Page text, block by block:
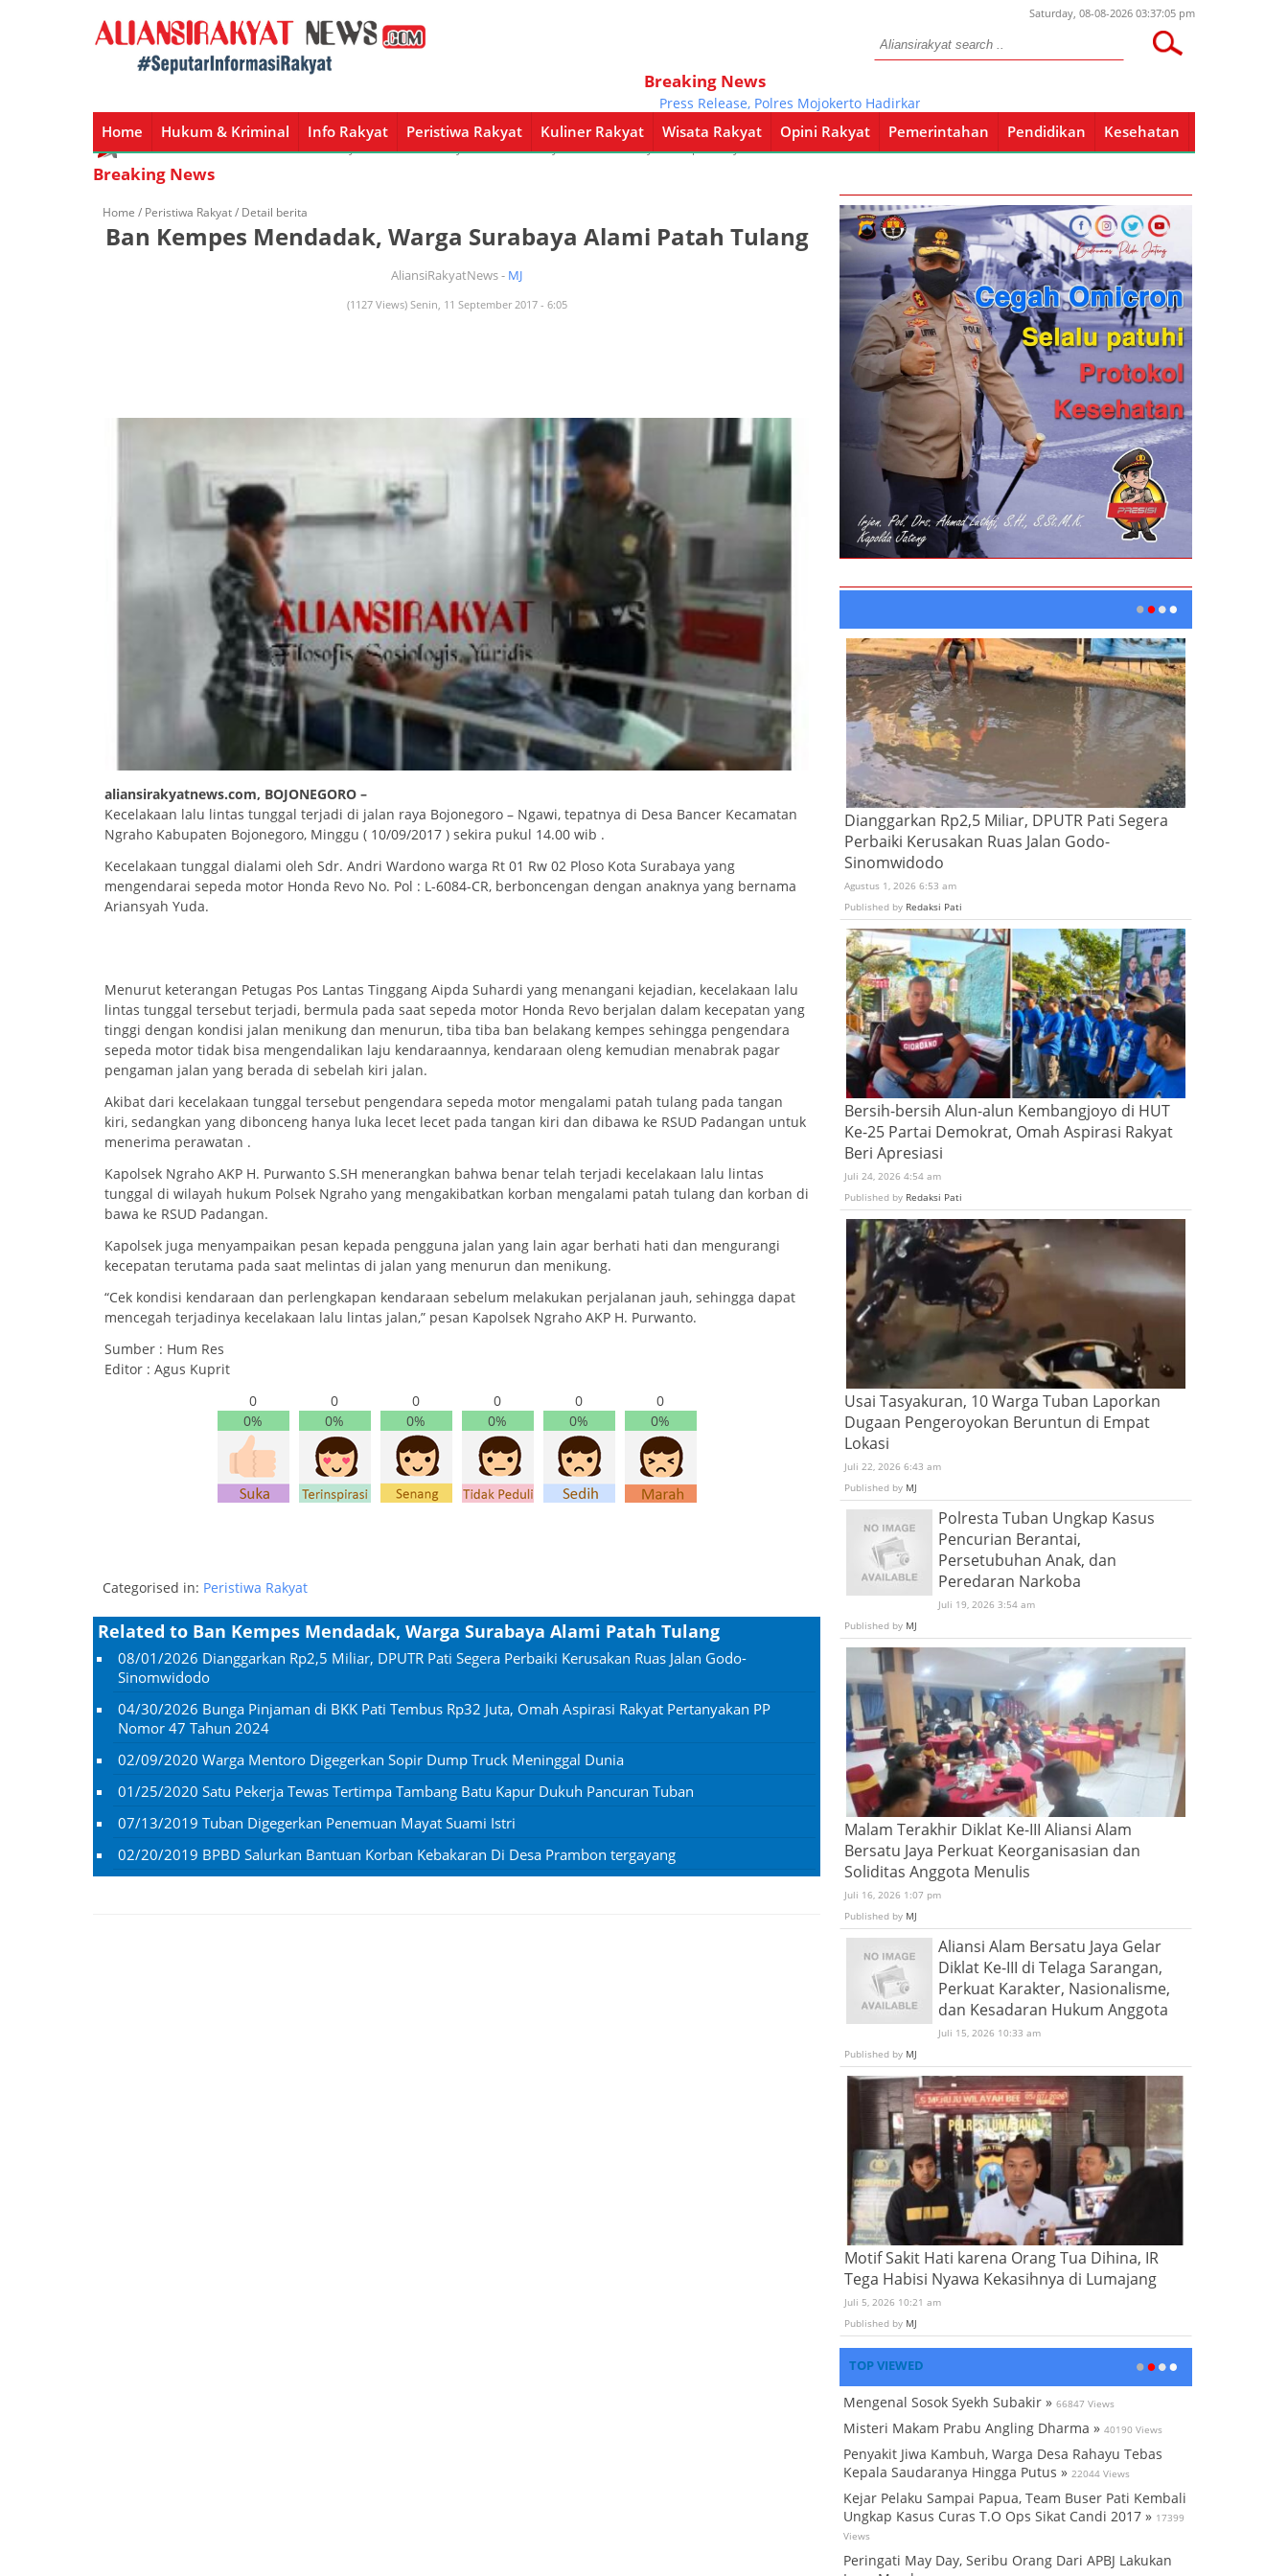
Saturday, 08-08-2026 03:37:05 pm
Breaking News
Press Release, Polres Mojokerto Hadirkan 2 Pelaku Persetubuhan
Home Hukum & Kriminal Info Rakyat Peristiwa Rakyat Kuliner Rakyat Wisata Rakyat Opini Rakyat Pemerintahan Pendidikan Kesehatan
Home Hukum & Kriminal Info Rakyat Peristiwa Rakyat Kuliner Rakyat Wisata Rakyat Opini Rakyat Pemerintahan Pendidikan Kesehatan
Breaking News
Home / Peristiwa Rakyat/ Detail berita
Ban Kempes Mendadak, Warga Surabaya Alami Patah Tulang
AliansiRakyatNews - MJ
(1127 Views) Senin, 11 September 2017 - 6:05
aliansirakyatnews.com, BOJONEGORO –
Kecelakaan lalu lintas tunggal terjadi di jalan raya Bojonegoro – Ngawi, tepatnya di Desa Bancer Kecamatan
Ngraho Kabupaten Bojonegoro, Minggu ( 10/09/2017 ) sekira pukul 14.00 wib .
Kecelakaan tunggal dialami oleh Sdr. Andri Wardono warga Rt 01 Rw 02 Ploso Kota Surabaya yang
mengendarai sepeda motor Honda Revo No. Pol : L-6084-CR, berboncengan dengan anaknya yang bernama
Ariansyah Yuda.
Menurut keterangan Petugas Pos Lantas Tinggang Aipda Suhardi yang menangani kejadian, kecelakaan lalu
lintas tunggal tersebut terjadi, bermula pada saat sepeda motor Honda Revo berjalan dalam kecepatan yang
tinggi dengan kondisi jalan menikung dan menurun, tiba tiba ban belakang kempes sehingga pengendara
sepeda motor tidak bisa mengendalikan laju kendaraannya, kendaraan oleng kemudian menabrak pagar
pengaman jalan yang berada di sebelah kiri jalan.
Akibat dari kecelakaan tunggal tersebut pengendara sepeda motor mengalami patah tulang pada tangan
kiri, sedangkan yang dibonceng hanya luka lecet lecet pada tangan kiri dan dibawa ke RSUD Padangan untuk
menerima perawatan .
Kapolsek Ngraho AKP H. Purwanto S.SH menerangkan bahwa benar telah terjadi kecelakaan lalu lintas
tunggal di wilayah hukum Polsek Ngraho yang mengakibatkan korban mengalami patah tulang dan korban di
bawa ke RSUD Padangan.
Kapolsek juga menyampaikan pesan kepada pengguna jalan yang lain agar berhati hati dan mengurangi
kecepatan terutama pada saat melintas di jalan yang menurun dan menikung.
“Cek kondisi kendaraan dan perlengkapan kendaraan sebelum melakukan perjalanan jauh, sehingga dapat
mencegah terjadinya kecelakaan lalu lintas jalan,” pesan Kapolsek Ngraho AKP H. Purwanto.
Sumber : Hum Res
Editor : Agus Kuprit
0
0%
0
0%
0
0%
0
0%
0
0%
0
0%
Categorised in: Peristiwa Rakyat
Related to Ban Kempes Mendadak, Warga Surabaya Alami Patah Tulang
08/01/2026 Dianggarkan Rp2,5 Miliar, DPUTR Pati Segera Perbaiki Kerusakan Ruas Jalan Godo-
Sinomwidodo
04/30/2026 Bunga Pinjaman di BKK Pati Tembus Rp32 Juta, Omah Aspirasi Rakyat Pertanyakan PP
Nomor 47 Tahun 2024
02/09/2020 Warga Mentoro Digegerkan Sopir Dump Truck Meninggal Dunia
01/25/2020 Satu Pekerja Tewas Tertimpa Tambang Batu Kapur Dukuh Pancuran Tuban
07/13/2019 Tuban Digegerkan Penemuan Mayat Suami Istri
02/20/2019 BPBD Salurkan Bantuan Korban Kebakaran Di Desa Prambon tergayang
Dianggarkan Rp2,5 Miliar, DPUTR Pati Segera
Perbaiki Kerusakan Ruas Jalan Godo-
Sinomwidodo
Agustus 1, 2026 6:53 am
Published by Redaksi Pati
Bersih-bersih Alun-alun Kembangjoyo di HUT
Ke-25 Partai Demokrat, Omah Aspirasi Rakyat
Beri Apresiasi
Juli 24, 2026 4:54 am
Published by Redaksi Pati
Usai Tasyakuran, 10 Warga Tuban Laporkan
Dugaan Pengeroyokan Beruntun di Empat
Lokasi
Juli 22, 2026 6:43 am
Published by MJ
Polresta Tuban Ungkap Kasus
Pencurian Berantai,
Persetubuhan Anak, dan
Peredaran Narkoba
Juli 19, 2026 3:54 am
Published by MJ
Malam Terakhir Diklat Ke-III Aliansi Alam
Bersatu Jaya Perkuat Keorganisasian dan
Soliditas Anggota Menulis
Juli 16, 2026 1:07 pm
Published by MJ
Aliansi Alam Bersatu Jaya Gelar
Diklat Ke-III di Telaga Sarangan,
Perkuat Karakter, Nasionalisme,
dan Kesadaran Hukum Anggota
Juli 15, 2026 10:33 am
Published by MJ
Motif Sakit Hati karena Orang Tua Dihina, IR
Tega Habisi Nyawa Kekasihnya di Lumajang
Juli 5, 2026 10:21 am
Published by MJ
TOP VIEWED
Mengenal Sosok Syekh Subakir » 66847 Views
Misteri Makam Prabu Angling Dharma » 40190 Views
Penyakit Jiwa Kambuh, Warga Desa Rahayu Tebas
Kepala Saudaranya Hingga Putus » 22044 Views
Kejar Pelaku Sampai Papua, Team Buser Pati Kembali
Ungkap Kasus Curas T.O Ops Sikat Candi 2017 » 17399
Views
Peringati May Day, Seribu Orang Dari APBJ Lakukan